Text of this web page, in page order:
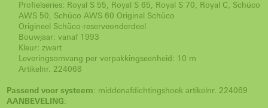
Profielseries: Royal S 55, Royal S 65, Royal S 70, Royal C, Schüco
AWS 50, Schüco AWS 60 Original Schüco
Origineel Schüco-reserveonderdeel
Bouwjaar: vanaf 1993
Kleur: zwart
Leveringsomvang per verpakkingseenheid: 10 m
Artikelnr. 224068
Passend voor systeem: middenafdichtingshoek artikelnr. 224069
AANBEVELING: